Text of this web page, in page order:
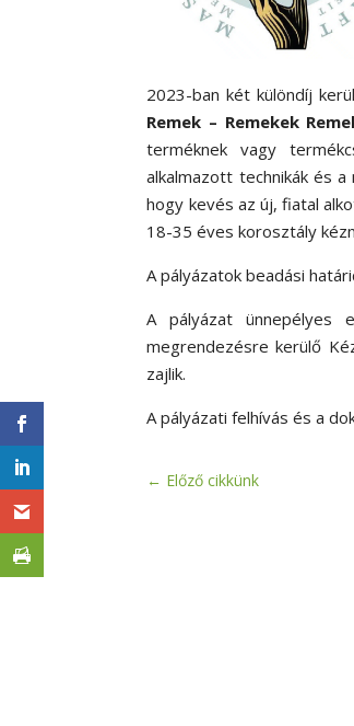
2023-ban két különdíj
Remek – Remekek
terméknek vagy
alkalmazott technikák és
hogy kevés az új, fiatal
18-35 éves korosztály
A pályázatok beadási
A pályázat ünnepélyes
megrendezésre kerülő
zajlik.
A pályázati felhívás és a
← Előző cikkünk